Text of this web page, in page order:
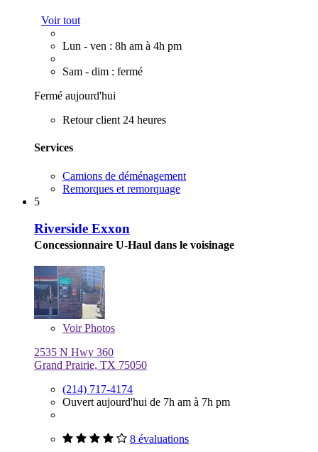
Voir tout
Lun - ven : 8h am à 4h pm
Sam - dim : fermé
Fermé aujourd'hui
Retour client 24 heures
Services
Camions de déménagement
Remorques et remorquage
5
Riverside Exxon
Concessionnaire U-Haul dans le voisinage
VoirPhotos
2535 N Hwy 360
Grand Prairie, TX 75050
(214) 717-4174
Ouvert aujourd'hui de 7h am à 7h pm
8 évaluations